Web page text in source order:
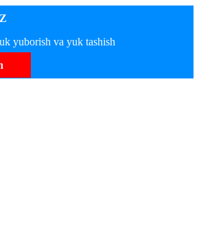
yuborish va yuk tashish